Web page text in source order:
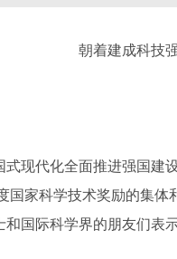
朝着建成科技
代化全面推进强国建
国家科学技术奖励的集
国际科学界的朋友们表